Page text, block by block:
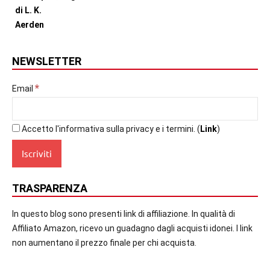
NEWSLETTER
Email *
Accetto l'informativa sulla privacy e i termini. ( Link)
TRASPARENZA
In questo blog sono presenti link di affiliazione. In qualità di
Affiliato Amazon, ricevo un guadagno dagli acquisti idonei. I link
non aumentano il prezzo finale per chi acquista.